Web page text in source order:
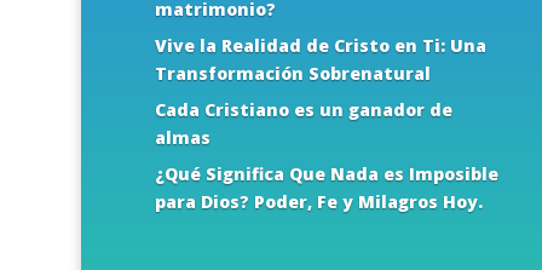
matrimonio?
Vive la Realidad de Cristo en Ti: Una
Transformación Sobrenatural
Cada Cristiano es un ganador de
almas
¿Qué Significa Que Nada es Imposible
para Dios? Poder, Fe y Milagros Hoy.